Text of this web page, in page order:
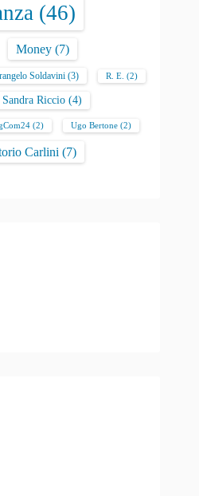
(46)
Money (7)
Soldavini (3) R. E. (2)
Sandra Riccio (4)
(2) Ugo Bertone (2)
Carlini (7)